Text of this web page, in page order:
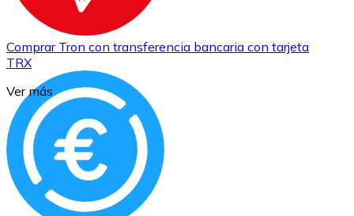
Comprar Tron con transferencia bancaria con tarjeta
TRX
Ver más